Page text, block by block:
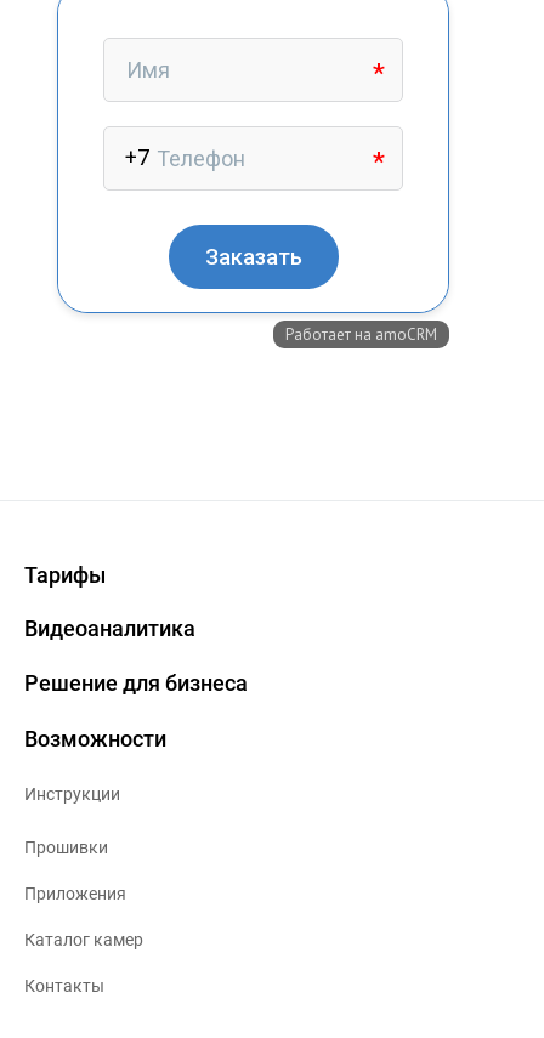
Тарифы
Видеоаналитика
Решение для бизнеса
Возможности
Инструкции
Прошивки
Приложения
Каталог камер
Контакты